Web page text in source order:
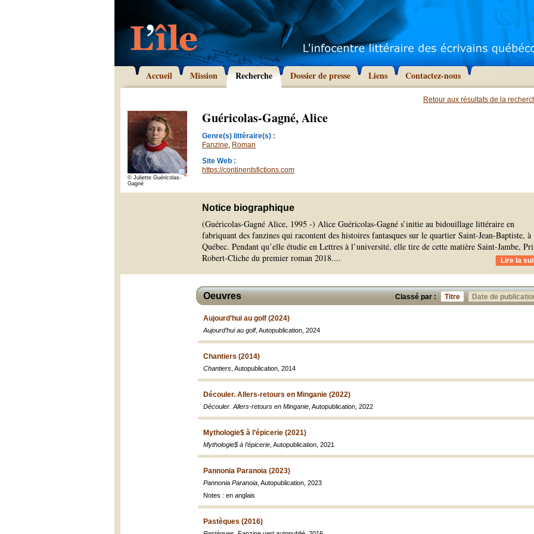
Accueil Mission Recherche Dossier de presse Liens Contactez-nous
Retour aux résultats de la
© Juliette Guéricolas-
Gagné
Guéricolas-Gagné, Alice
Genre(s) littéraire(s) :
Fanzine, Roman
Site Web :
https://continentsfictions.com
Notice biographique
(Guéricolas-Gagné Alice, 1995 -) Alice Guéricolas-Gagné s’initie au bidouillage littéraire en
fabriquant des fanzines qui racontent des histoires fantasques sur le quartier Saint-Jean-Baptiste, à
Québec. Pendant qu’elle étudie en Lettres à l’université, elle tire de cette matière Saint-Jambe,
Robert-Cliche du premier roman 2018.... Lire la
Classé par : Titre Date de
Oeuvres
Aujourd’hui au golf (2024)
Aujourd’hui au golf, Autopublication, 2024
Chantiers (2014)
Chantiers , Autopublication, 2014
Découler. Allers-retours en Minganie (2022)
Découler. Allers-retours en Minganie , Autopublication, 2022
Mythologie$ à l’épicerie (2021)
Mythologie$ à l’épicerie , Autopublication, 2021
Pannonia Paranoia (2023)
Pannonia Paranoia , Autopublication, 2023
Notes : en anglais
Pastèques (2016)